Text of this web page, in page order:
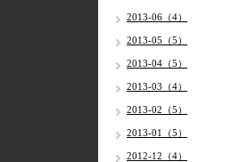
2013-06（4）
2013-05（5）
2013-04（5）
2013-03（4）
2013-02（5）
2013-01（5）
2012-12（4）